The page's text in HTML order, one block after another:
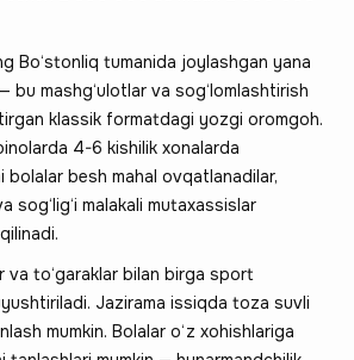
Bo‘stonliq tumanida joylashgan yana
bu mashg‘ulotlar va sog‘lomlashtirish
klassik formatdagi yozgi oromgoh.
4-6 kishilik xonalarda
bolalar besh mahal ovqatlanadilar,
sog‘lig‘i malakali mutaxassislar
va to‘garaklar bilan birga sport
Jazirama issiqda toza suvli
mumkin. Bolalar o‘z xohishlariga